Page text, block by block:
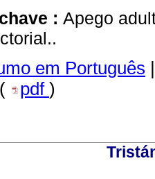
: Apego
em Português |
pdf )